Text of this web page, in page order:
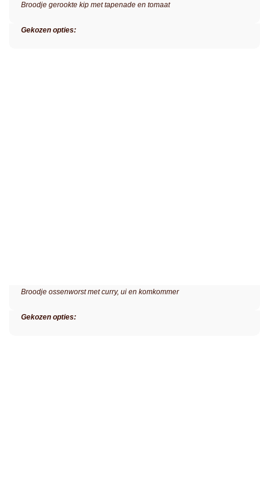
Broodje gerookte kip met tapenade en tomaat
Gekozen opties:
Broodje ossenworst met curry, ui en komkommer
Gekozen opties: